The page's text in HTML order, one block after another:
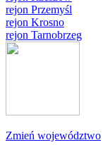
rejon Przemyśl
rejon Krosno
rejon Tarnobrzeg
Zmień województwo